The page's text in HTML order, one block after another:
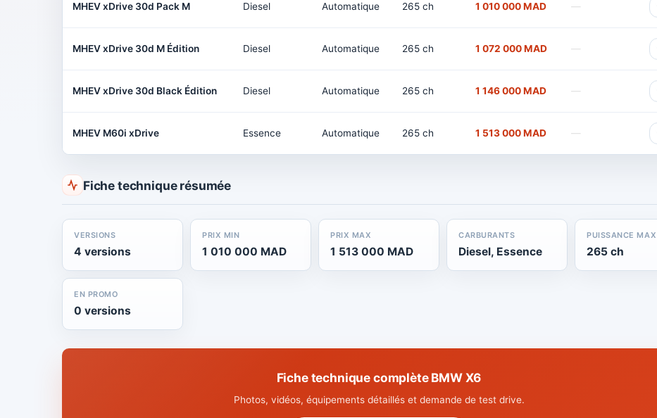
MHEV xDrive 30d Pack M Diesel Automatique 265 ch 1 010 000 MAD —
MHEV xDrive 30d M Édition Diesel Automatique 265 ch 1 072 000 MAD —
MHEV xDrive 30d Black Édition Diesel Automatique 265 ch 1 146 000 MAD —
MHEV M60i xDrive Essence Automatique 265 ch 1 513 000 MAD —
Fiche technique résumée
VERSIONS
4 versions
PRIX MIN
1 010 000 MAD
PRIX MAX
1 513 000 MAD
CARBURANTS
Diesel, Essence
PUISSANCE MAX
265 ch
EN PROMO
0 versions
Fiche technique complète BMW X6
Photos, vidéos, équipements détaillés et demande de test drive.